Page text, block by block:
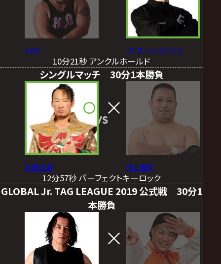
Hi69 クリス･リッジウェイ
10分21秒 アンクルホールド
シングルマッチ 30分1本勝負
丸藤正道
VS
井上雅央
12分57秒 パーフェクトキーロック
GLOBAL Jr. TAG LEAGUE 2019 公式戦 30分1
本勝負